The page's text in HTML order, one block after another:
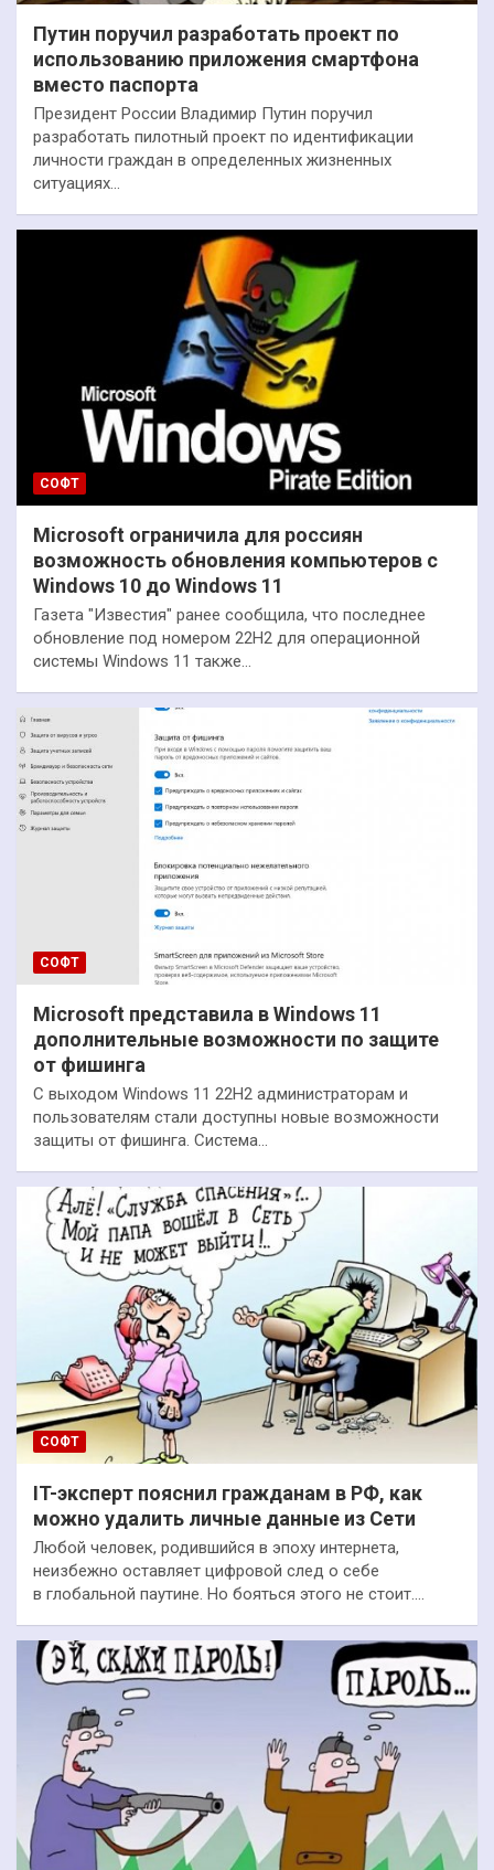
Путин поручил разработать проект по
использованию приложения смартфона
вместо паспорта
Президент России Владимир Путин поручил
разработать пилотный проект по идентификации
личности граждан в определенных жизненных
ситуациях…
СОФТ
Microsoft ограничила для россиян
возможность обновления компьютеров с
Windows 10 до Windows 11
Газета "Известия" ранее сообщила, что последнее
обновление под номером 22H2 для операционной
системы Windows 11 также…
СОФТ
Microsoft представила в Windows 11
дополнительные возможности по защите
от фишинга
С выходом Windows 11 22H2 администраторам и
пользователям стали доступны новые возможности
защиты от фишинга. Система…
СОФТ
IT-эксперт пояснил гражданам в РФ, как
можно удалить личные данные из Сети
Любой человек, родившийся в эпоху интернета,
неизбежно оставляет цифровой след о себе
в глобальной паутине. Но бояться этого не стоит.…